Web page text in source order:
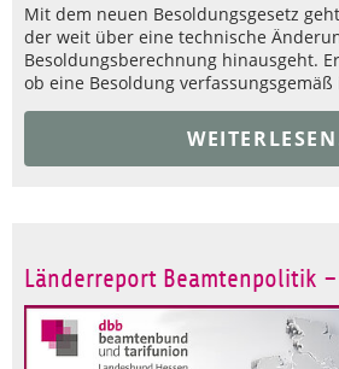
Mit dem neuen Besoldungsgesetz
der weit über eine technische
Besoldungsberechnung hinausgeht.
ob eine Besoldung
Länderreport Beamtenpolitik